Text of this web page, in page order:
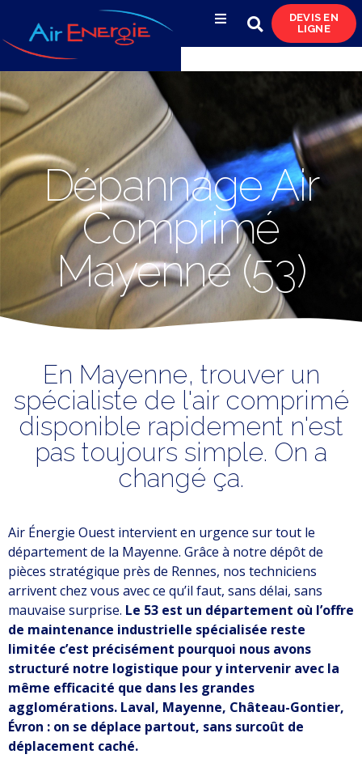
Sécheurs, filtres
& condensats
Réservoirs
& réseaux de distribution
Azote
& pompes à vide
Occasions
& locations
DEVIS EN
LIGNE
Dépannage Air
Comprimé
Mayenne (53)
En Mayenne, trouver un
spécialiste de l'air comprimé
disponible rapidement n'est
pas toujours simple. On a
changé ça.
Air Énergie Ouest intervient en urgence sur tout le
département de la Mayenne. Grâce à notre dépôt de
pièces stratégique près de Rennes, nos techniciens
arrivent chez vous avec ce qu’il faut, sans délai, sans
mauvaise surprise. Le 53 est un département où l’offre
de maintenance industrielle spécialisée reste
limitée c’est précisément pourquoi nous avons
structuré notre logistique pour y intervenir avec la
même efficacité que dans les grandes
agglomérations. Laval, Mayenne, Château-Gontier,
Évron : on se déplace partout, sans surcoût de
déplacement caché.